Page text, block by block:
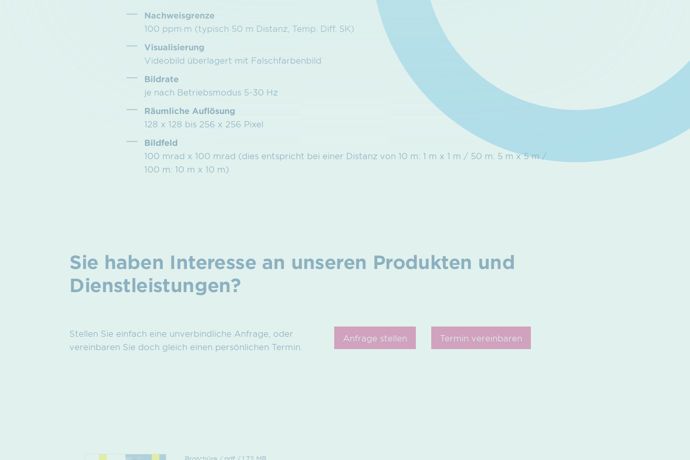
Nachweisgrenze
100 ppm·m (typisch 50 m Distanz, Temp. Diff. 5K)
Visualisierung
Videobild überlagert mit Falschfarbenbild
Bildrate
je nach Betriebsmodus 5-30 Hz
Räumliche Auflösung
128 x 128 bis 256 x 256 Pixel
Bildfeld
100 mrad x 100 mrad (dies entspricht bei einer Distanz von 10 m: 1 m x 1 m / 50 m: 5 m x 5 m /
100 m: 10 m x 10 m)
Sie haben Interesse an unseren Produkten und
Dienstleistungen?
Stellen Sie einfach eine unverbindliche Anfrage, oder
vereinbaren Sie doch gleich einen persönlichen Termin.
Anfrage stellen Termin vereinbaren